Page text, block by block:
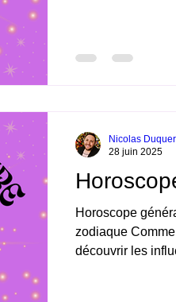
Horoscope
zodiaque
découvrir les
Nicolas
28 juin 2025